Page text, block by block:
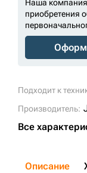
Подходит к
Производитель:
Все
Наша компания
приобретения
Описание